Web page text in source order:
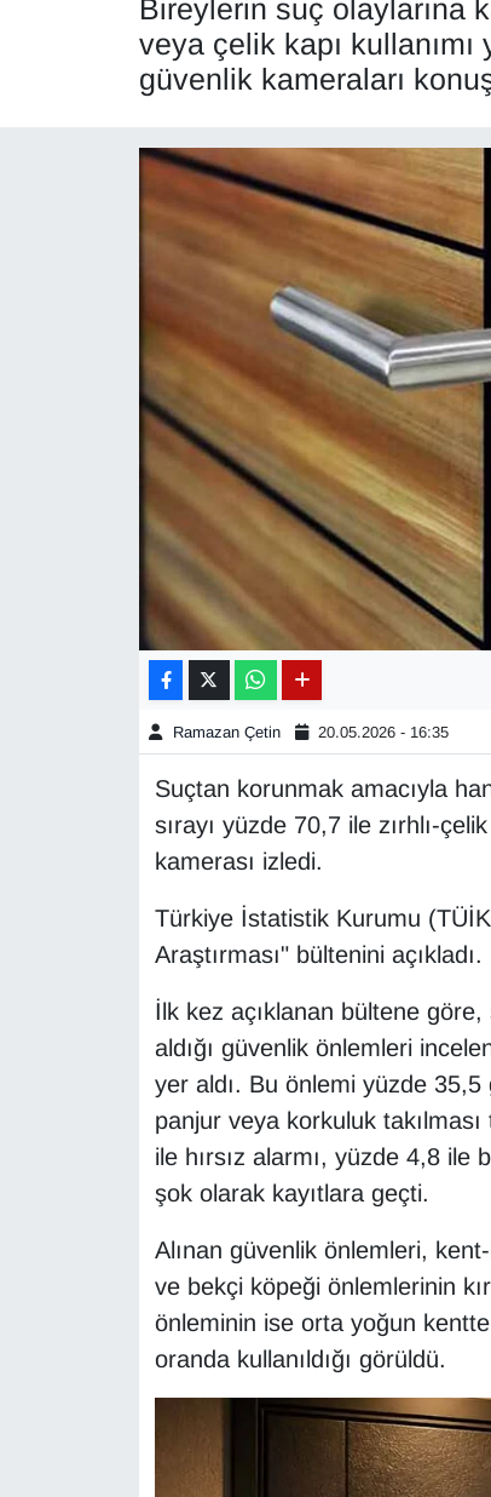
Bireylerin suç olaylarına
veya çelik kapı
güvenlik kameraları
Ramazan Çetin 20.05.2026 - 16:35
Suçtan korunmak amacıyla
sırayı yüzde 70,7 ile zırhlı-
kamerası izledi.
Türkiye İstatistik Kurumu
Araştırması" bültenini açıkladı.
İlk kez açıklanan bültene
aldığı güvenlik önlemleri
yer aldı. Bu önlemi yüzde
panjur veya korkuluk
ile hırsız alarmı, yüzde 4,8
şok olarak kayıtlara geçti.
Alınan güvenlik önlemleri,
ve bekçi köpeği önlemlerinin
önleminin ise orta yoğun
oranda kullanıldığı görüldü.
En çok konuşulanlar
HABERDE İNSAN
Kamu Alımları
Kim Kimdir?
MAGAZİN
ONE EKONOMİ
POLİTİKA
Resmi İlanlar